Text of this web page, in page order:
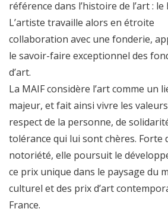
référence dans l’histoire de l’art : le
L’artiste travaille alors en étroite
collaboration avec une fonderie,
le savoir-faire exceptionnel des
d’art.
La MAIF considère l’art comme un
majeur, et fait ainsi vivre les
respect de la personne, de
tolérance qui lui sont chères. Forte
notoriété, elle poursuit le
ce prix unique dans le paysage du
culturel et des prix d’art
France.